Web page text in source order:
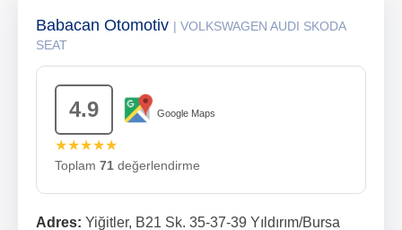
Babacan Otomotiv | VOLKSWAGEN AUDI SKODA
SEAT
4.9 Google Maps
★★★★★
Toplam 71 değerlendirme
Adres: Yiğitler, B21 Sk. 35-37-39 Yıldırım/Bursa